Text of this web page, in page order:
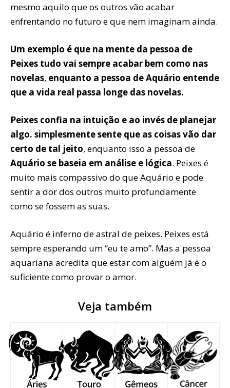
mesmo aquilo que os outros vão acabar
enfrentando no futuro e que nem imaginam ainda.
Um exemplo é que na mente da pessoa de
Peixes tudo vai sempre acabar bem como nas
novelas, enquanto a pessoa de Aquário entende
que a vida real passa longe das novelas.
Peixes confia na intuição e ao invés de planejar
algo. simplesmente sente que as coisas vão dar
certo de tal jeito, enquanto isso a pessoa de
Aquário se baseia em análise e lógica. Peixes é
muito mais compassivo do que Aquário e pode
sentir a dor dos outros muito profundamente
como se fossem as suas.
Aquário é inferno de astral de peixes. Peixes está
sempre esperando um “eu te amo”. Mas a pessoa
aquariana acredita que estar com alguém já é o
suficiente como provar o amor.
Veja também